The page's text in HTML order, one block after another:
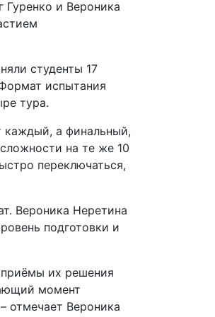
Гуренко и Вероника
студенты 17
испытания
тура.
каждый, а финальный,
на те же 10
переключаться,
Вероника Неретина
подготовки и
приёмы их решения
момент
отмечает Вероника